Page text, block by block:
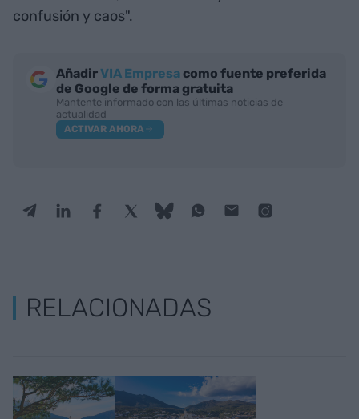
confusión y caos".
AñadirVIA Empresa como fuente preferida
de Google de forma gratuita
Mantente informado con las últimas noticias de
actualidad
ACTIVAR AHORA
RELACIONADAS